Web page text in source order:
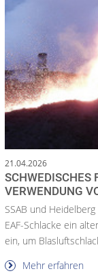
21.04.2026
SCHWEDISCHES
VERWENDUNG
SSAB und
EAF-Schlacke ein
ein, um
Mehr erfahren